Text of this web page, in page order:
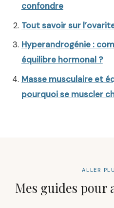
confondre
Tout savoir sur
Hyperandrogénie :
équilibre hormonal ?
Masse musculaire et
pourquoi se muscler
ALLER
Mes guides pour